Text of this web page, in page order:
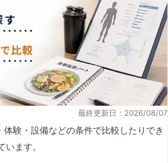
最終更新日：2026/08/07
験・設備などの条件で比較したりでき
ます。